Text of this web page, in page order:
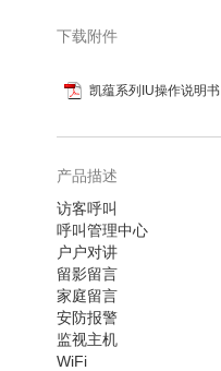
图
的
头
下载附件
凯蕴系列IU操作说明书
产品描述
访客呼叫
呼叫管理中心
户户对讲
留影留言
家庭留言
安防报警
监视主机
WiFi